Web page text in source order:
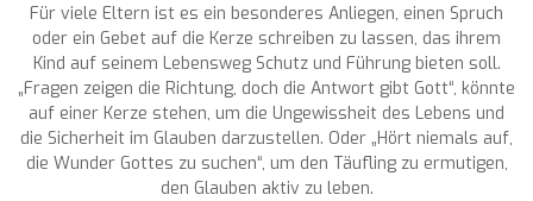
Für viele Eltern ist es ein besonderes Anliegen, einen Spruch
oder ein Gebet auf die Kerze schreiben zu lassen, das ihrem
Kind auf seinem Lebensweg Schutz und Führung bieten soll.
„Fragen zeigen die Richtung, doch die Antwort gibt Gott“, könnte
auf einer Kerze stehen, um die Ungewissheit des Lebens und
die Sicherheit im Glauben darzustellen. Oder „Hört niemals auf,
die Wunder Gottes zu suchen“, um den Täufling zu ermutigen,
den Glauben aktiv zu leben.